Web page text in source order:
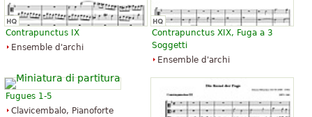
Contrapunctus IX
Ensemble d'archi
Contrapunctus XIX, Fuga a 3
Soggetti
Ensemble d'archi
Fugues 1-5
Clavicembalo, Pianoforte